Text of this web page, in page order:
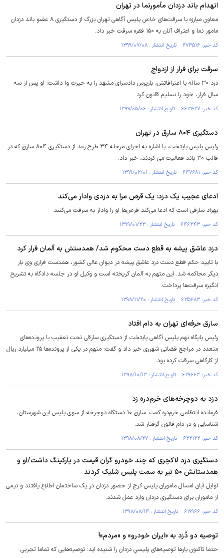
انهدام باند دزدان مأمورنما در تهران
معاون مبارزه با سرقت‌های خاص پلیس آگاهی تهران بزرگ از دستگیری ۸ عضو باند دزدان
مامور نما و اعتراف آنان به ۱۵۰ فقره سرقت خبر داد.
کد خبر: ۶۷۳۵۱۶ تاریخ انتشار : ۱۳۹۹/۰۷/۰۸
سرقت برای فرار از ازدواج
دزد ۳۰ ساله‌ با اعترافاتش، بازپرس دادسرای مشهد را به حیرت وا داشت؛ او پس از سه
سال فرار، خود را تسلیم قانون کرد.
کد خبر: ۶۶۳۴۲۷ تاریخ انتشار : ۱۳۹۹/۰۵/۰۶
دستگیری ۸۰۴ سارق در تهران
رئیس پلیس پایتخت، با اشاره به اجرای مرحله ۳۴ طرح رعد از دستگیری ۸۰۴ سارق که در
قالب ۳۰ باند فعالیت می کردند، خبر داد.
کد خبر: ۶۴۷۶۸۱ تاریخ انتشار : ۱۳۹۹/۰۲/۰۱
ادعای عجیب یک دزد: یک قرص مرا به دزدی وادار می‌کند
بهزاد سارقی است که ادعا می‌کند قرص‌ها او را وادار به سرقت می‌کنند.
کد خبر: ۶۴۶۲۴۳ تاریخ انتشار : ۱۳۹۹/۰۱/۲۳
دزد عاشق پیشه به قطع دست محکوم شد/ همدستش به آلمان فرار کرد
با تایید حکم قطع دست دزد عاشق پیشه در دیوان عالی کشور، همدست فراری وی بار
دیگر محاکمه شد. این متهم به آلمان گریخته است و وکیل او در جلسه دادگاه به تشریح
انگیزه سرقت‌ها پرداخت.
کد خبر: ۶۳۵۶۸۳ تاریخ انتشار : ۱۳۹۸/۱۱/۲۰
سارق حرفه‌ای تهران به دام افتاد
رئیس پایگاه نهم پلیس آگاهی پایتخت از دستگیری سارقی تحت تعقیب با پرونده‌های
متعدد در مراجع قضائی شهرری خبر داد و گفت: متهم در یکی از پرونده‌ها ۲۵ میلیارد ریال
از کارگاهی سرقت کرده بود.
کد خبر: ۶۲۹۶۶۳ تاریخ انتشار : ۱۳۹۸/۱۰/۱۳
دزد به دوچرخه‌های خرم‌دره زد
فرمانده انتظامی خرم‌دره گفت: سارق ۱۰ دستگاه دوچرخه از سوی پلیس این شهرستان،
شناسایی و در دام قانون گرفتار شد.
کد خبر: ۶۲۲۱۲۲ تاریخ انتشار : ۱۳۹۸/۰۸/۲۷
دستگیری دزد لاکچری که چند خودرو گران قیمت در پارکینگ داشت/او و
همدستانش ۵۰ تیر به سمت پلیس شلیک کردند
اوایل آبان امسال ماموران پلیس کرج از حضور دزدان در یک ساختمان اطلاع یافتند و تیمی
از ماموران برای دستگیری دزدان وارد عمل شدند.
کد خبر: ۶۱۹۹۶۶ تاریخ انتشار : ۱۳۹۸/۰۸/۱۴
توصیه دو دُزد به «ایران خودرو» و «مردم»!
حتما تاکنون بار‌ها توصیه‌های پلیسیِ دزدان را شنیده اید: توصیه‌هایی که تماما تجربی